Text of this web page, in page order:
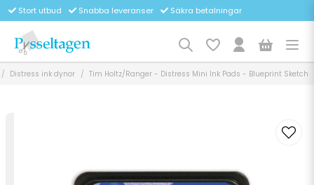
Stort utbud Snabba leveranser Säkra betalningar
Distress ink dynor Tim Holtz/Ranger - Distress Mini Ink Pads - Blueprint Sketch